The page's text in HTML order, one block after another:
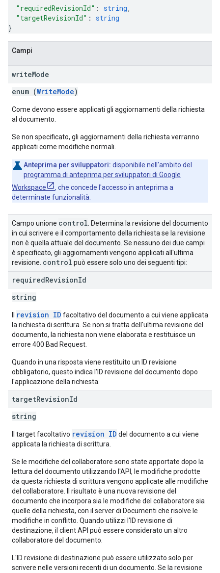
"requiredRevisionId" : string,
"targetRevisionId" : string
}
Campi
writeMode
enum (WriteMode)
Come devono essere applicati gli aggiornamenti della richiesta
al documento.
Se non specificato, gli aggiornamenti della richiesta verranno
applicati come modifiche normali.
Anteprima per sviluppatori: disponibile nell'ambito del
programma di anteprima per sviluppatori di Google
Workspace
, che concede l'accesso in anteprima a
determinate funzionalità.
Campo unione control . Determina la revisione del documento
in cui scrivere e il comportamento della richiesta se la revisione
non è quella attuale del documento. Se nessuno dei due campi
è specificato, gli aggiornamenti vengono applicati all'ultima
revisione. control può essere solo uno dei seguenti tipi:
requiredRevisionId
string
revision ID facoltativo del documento a cui viene applicata
la richiesta di scrittura. Se non si tratta dell'ultima revisione del
documento, la richiesta non viene elaborata e restituisce un
errore 400 Bad Request.
Quando in una risposta viene restituito un ID revisione
obbligatorio, questo indica l'ID revisione del documento dopo
l'applicazione della richiesta.
targetRevisionId
string
Il target facoltativo revision ID del documento a cui viene
applicata la richiesta di scrittura.
Se le modifiche del collaboratore sono state apportate dopo la
lettura del documento utilizzando l'API, le modifiche prodotte
da questa richiesta di scrittura vengono applicate alle modifiche
del collaboratore. Il risultato è una nuova revisione del
documento che incorpora sia le modifiche del collaboratore sia
quelle della richiesta, con il server di Documenti che risolve le
modifiche in conflitto. Quando utilizzi l'ID revisione di
destinazione, il client API può essere considerato un altro
collaboratore del documento.
L'ID revisione di destinazione può essere utilizzato solo per
scrivere nelle versioni recenti di un documento. Se la revisione